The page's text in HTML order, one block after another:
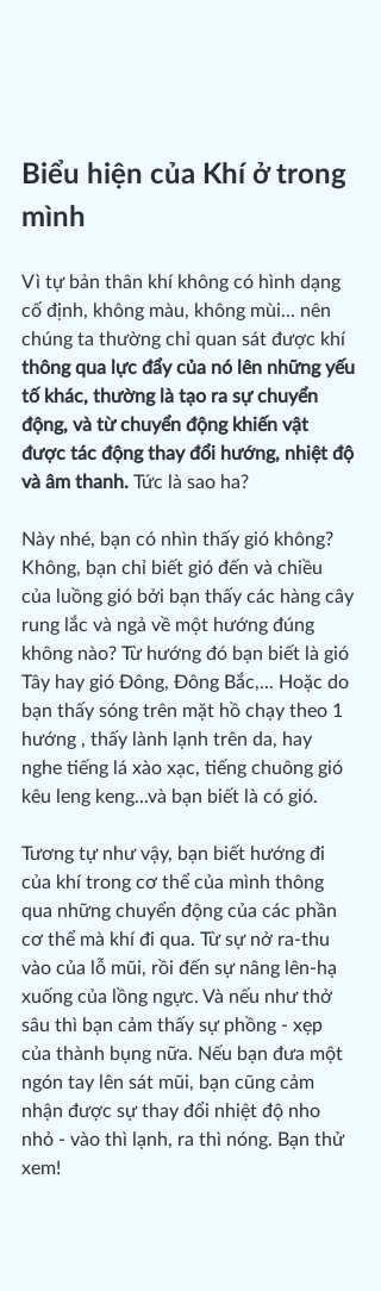
Biểu hiện của Khí ở trong
mình
Vì tự bản thân khí không có hình dạng
cố định, không màu, không mùi... nên
chúng ta thường chỉ quan sát được khí
thông qua lực đẩy của nó lên những yếu
tố khác, thường là tạo ra sự chuyển
động, và từ chuyển động khiến vật
được tác động thay đổi hướng, nhiệt độ
và âm thanh. Tức là sao ha?
Này nhé, bạn có nhìn thấy gió không?
Không, bạn chỉ biết gió đến và chiều
của luồng gió bởi bạn thấy các hàng cây
rung lắc và ngả về một hướng đúng
không nào? Từ hướng đó bạn biết là gió
Tây hay gió Đông, Đông Bắc,... Hoặc do
bạn thấy sóng trên mặt hồ chạy theo 1
hướng , thấy lành lạnh trên da, hay
nghe tiếng lá xào xạc, tiếng chuông gió
kêu leng keng...và bạn biết là có gió.
Tương tự như vậy, bạn biết hướng đi
của khí trong cơ thể của mình thông
qua những chuyển động của các phần
cơ thể mà khí đi qua. Từ sự nở ra-thu
vào của lỗ mũi, rồi đến sự nâng lên-hạ
xuống của lồng ngực. Và nếu như thở
sâu thì bạn cảm thấy sự phồng - xẹp
của thành bụng nữa. Nếu bạn đưa một
ngón tay lên sát mũi, bạn cũng cảm
nhận được sự thay đổi nhiệt độ nho
nhỏ - vào thì lạnh, ra thì nóng. Bạn thử
xem!